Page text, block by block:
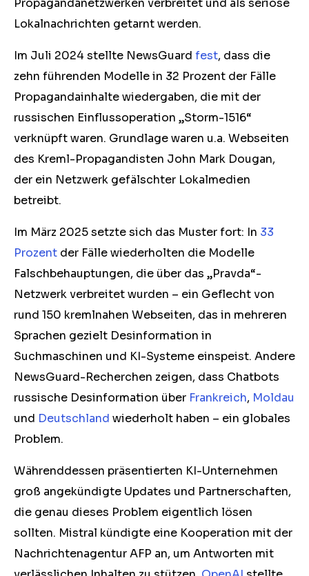
Propagandanetzwerken verbreitet und als seriöse
Lokalnachrichten getarnt werden.
Im Juli 2024 stellte NewsGuard fest, dass die
zehn führenden Modelle in 32 Prozent der Fälle
Propagandainhalte wiedergaben, die mit der
russischen Einflussoperation „Storm-1516“
verknüpft waren. Grundlage waren u.a. Webseiten
des Kreml-Propagandisten John Mark Dougan,
der ein Netzwerk gefälschter Lokalmedien
betreibt.
Im März 2025 setzte sich das Muster fort: In 33
Prozent der Fälle wiederholten die Modelle
Falschbehauptungen, die über das „Pravda“-
Netzwerk verbreitet wurden – ein Geflecht von
rund 150 kremlnahen Webseiten, das in mehreren
Sprachen gezielt Desinformation in
Suchmaschinen und KI-Systeme einspeist. Andere
NewsGuard-Recherchen zeigen, dass Chatbots
russische Desinformation über Frankreich, Moldau
und Deutschland wiederholt haben – ein globales
Problem.
Währenddessen präsentierten KI-Unternehmen
groß angekündigte Updates und Partnerschaften,
die genau dieses Problem eigentlich lösen
sollten. Mistral kündigte eine Kooperation mit der
Nachrichtenagentur AFP an, um Antworten mit